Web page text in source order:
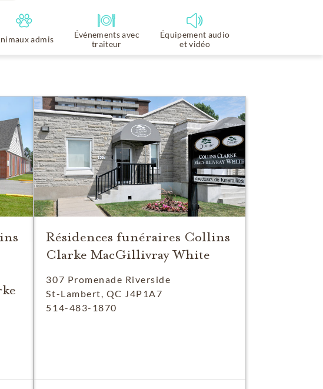
admis
Événements avec
traiteur
Équipement audio
et vidéo
Résidences funéraires Collins
Clarke MacGillivray White
307 Promenade Riverside
St-Lambert, QC J4P1A7
514-483-1870